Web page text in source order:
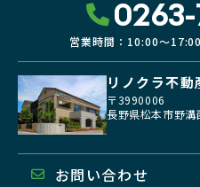
営業時間：10:00〜17:00
リノクラ不動
〒3990006
長野県松本市野
お問い合わせ